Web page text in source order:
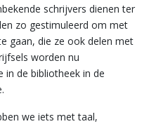
schrijvers dienen ter
zo gestimuleerd om met
gaan, die ze ook delen met
worden nu
in de bibliotheek in de
we iets met taal,